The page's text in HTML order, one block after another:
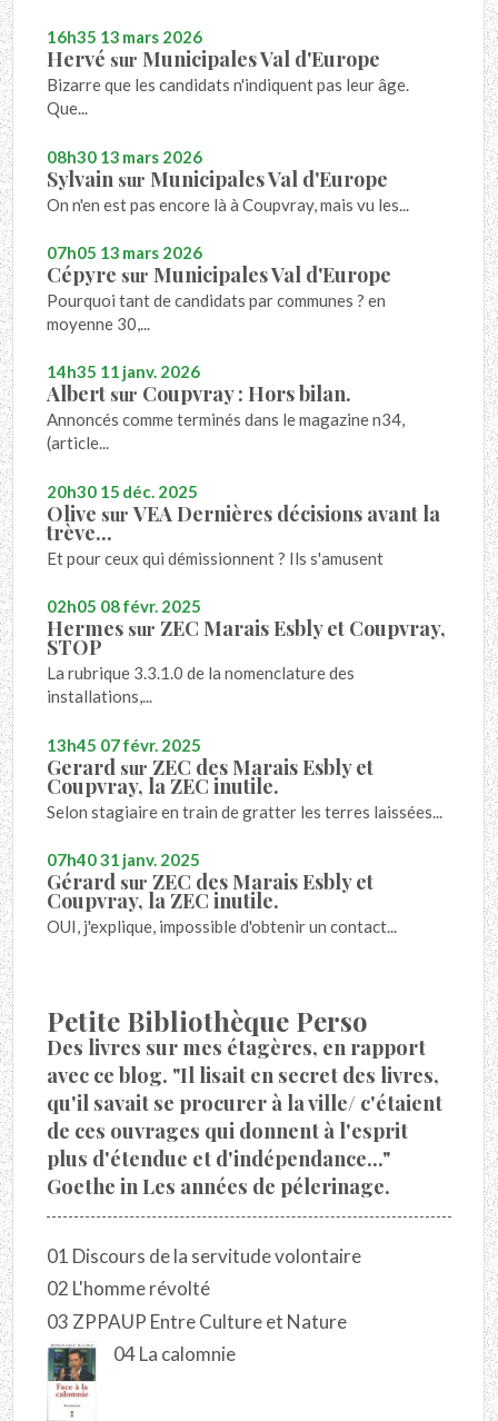
16h35 13 mars 2026
Hervé sur Municipales Val d'Europe
Bizarre que les candidats n'indiquent pas leur âge.
Que...
08h30 13 mars 2026
Sylvain sur Municipales Val d'Europe
On n'en est pas encore là à Coupvray, mais vu les...
07h05 13 mars 2026
Cépyre sur Municipales Val d'Europe
Pourquoi tant de candidats par communes ? en
moyenne 30,...
14h35 11 janv. 2026
Albert sur Coupvray : Hors bilan.
Annoncés comme terminés dans le magazine n34,
(article...
20h30 15 déc. 2025
Olive surVEA Dernières décisions avant la
trève...
Et pour ceux qui démissionnent ? Ils s'amusent
02h05 08févr. 2025
Hermes sur ZEC Marais Esbly et Coupvray,
STOP
La rubrique 3.3.1.0 de la nomenclature des
installations,...
13h45 07févr. 2025
Gerard sur ZEC des Marais Esbly et
Coupvray, la ZEC inutile.
Selon stagiaire en train de gratter les terres laissées...
07h4031 janv. 2025
Gérard sur ZEC des Marais Esbly et
Coupvray, la ZEC inutile.
OUI, j'explique, impossible d'obtenir un contact...
Petite Bibliothèque Perso
Des livres sur mes étagères, en rapport
avec ce blog. "Il lisait en secret des livres,
qu'il savait se procurer à la ville/ c'étaient
de ces ouvrages qui donnent à l'esprit
plus d'étendue et d'indépendance..."
Goethe in Les années de pélerinage.
01 Discours de la servitude volontaire
02 L'homme révolté
03 ZPPAUP Entre Culture et Nature
04 La calomnie